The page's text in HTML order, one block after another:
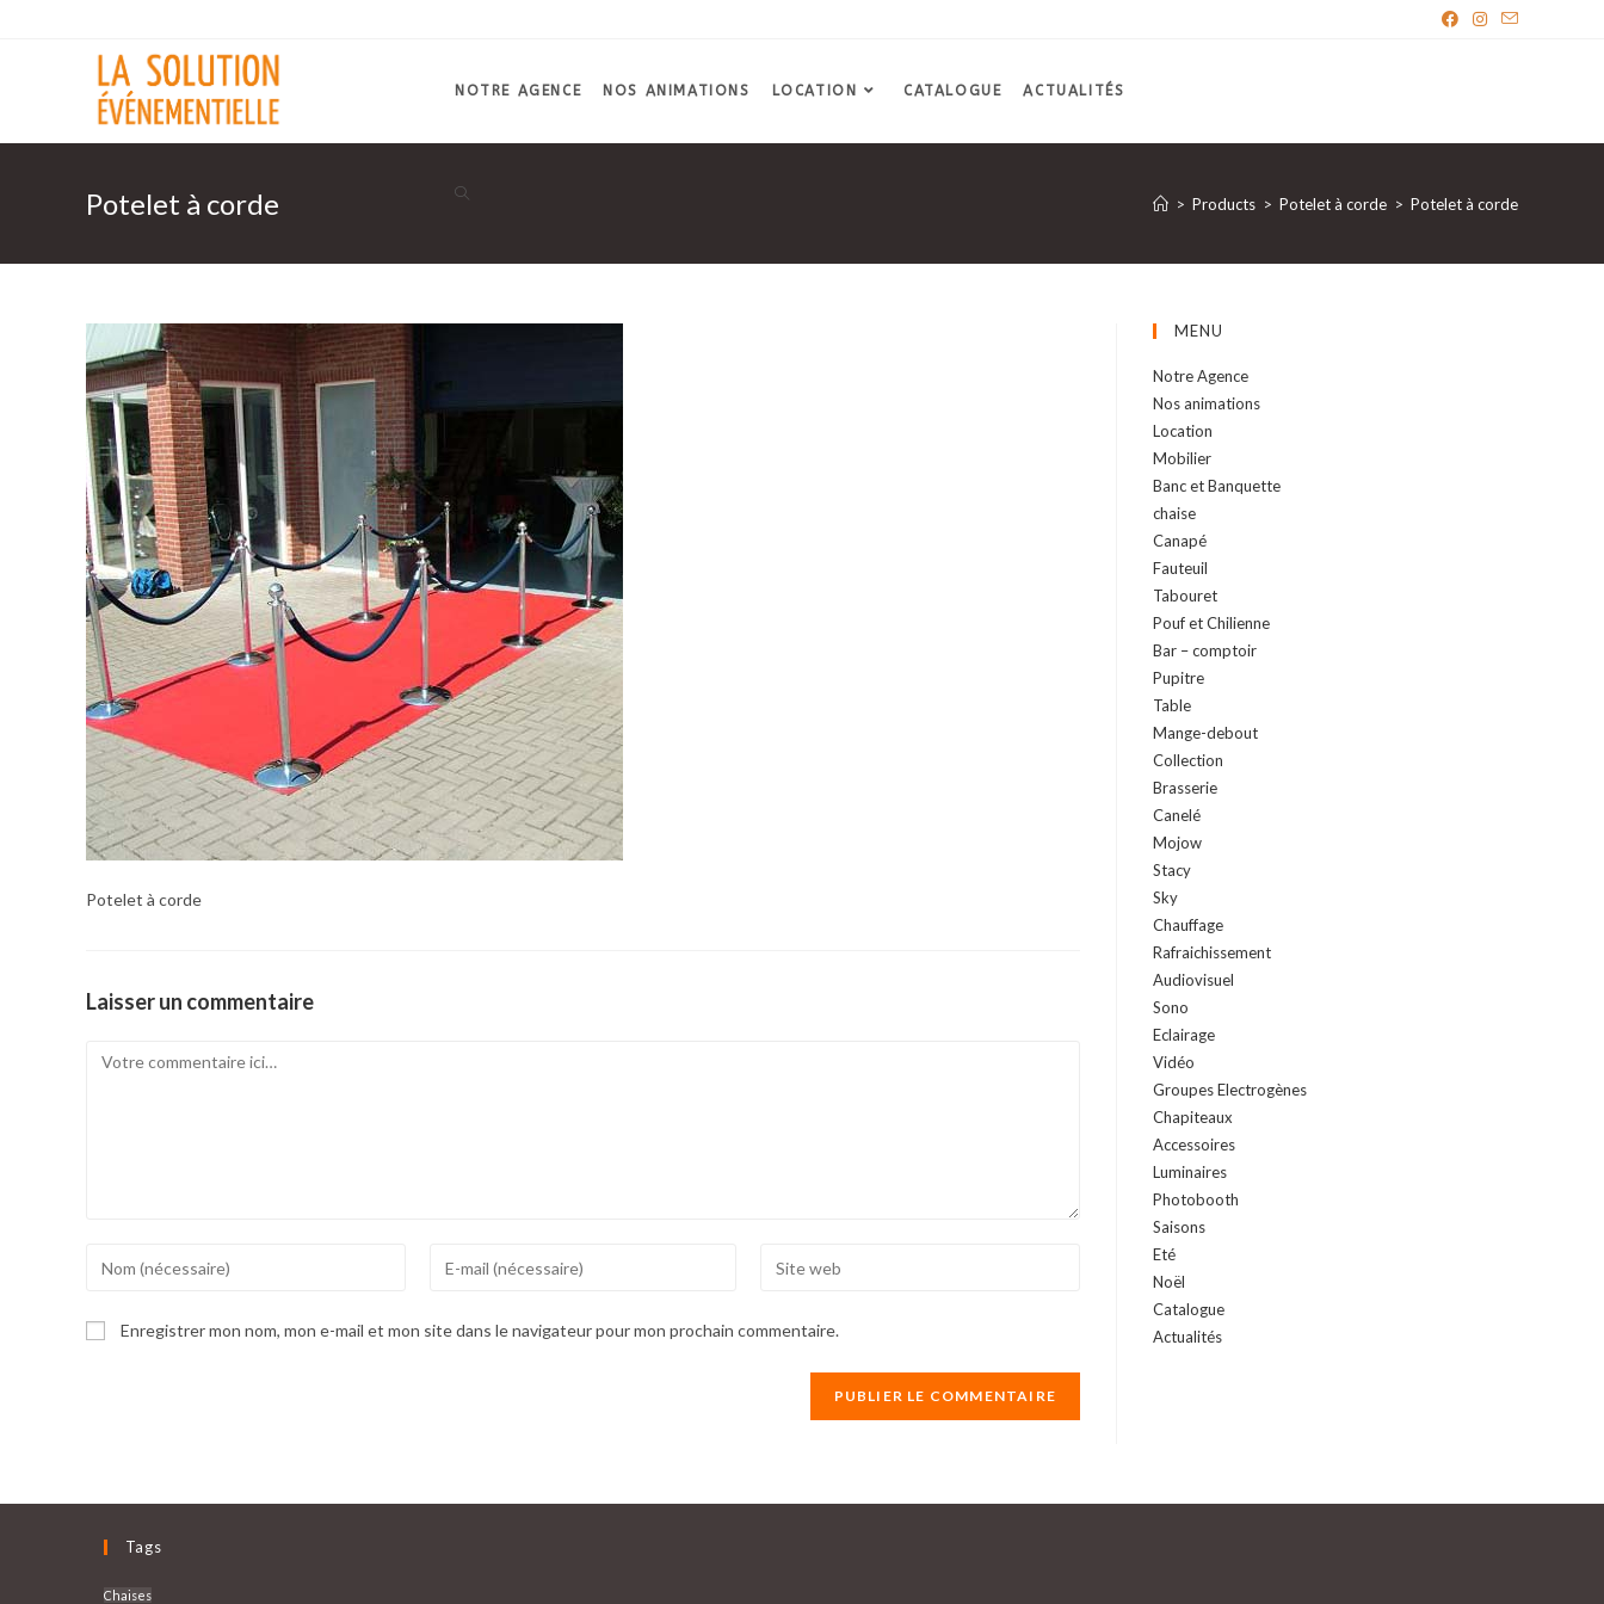
NOTRE AGENCE NOS ANIMATIONS LOCATION CATALOGUE ACTUALITÉS
Potelet à corde > Products > Potelet à corde > Potelet à corde
Potelet à corde
Laisser un commentaire
Comment
name
or
(optional)
Enregistrer mon nom, mon e-mail et mon site dans le navigateur pour mon prochain commentaire.
MENU
Notre Agence
Nos animations
Location
Mobilier
Banc et Banquette
chaise
Canapé
Fauteuil
Tabouret
Pouf et Chilienne
Bar – comptoir
Pupitre
Table
Mange-debout
Collection
Brasserie
Canelé
Mojow
Stacy
Sky
Chauffage
Rafraichissement
Audiovisuel
Sono
Eclairage
Vidéo
Groupes Electrogènes
Chapiteaux
Accessoires
Luminaires
Photobooth
Saisons
Eté
Noël
Catalogue
Actualités
Tags
Chaises